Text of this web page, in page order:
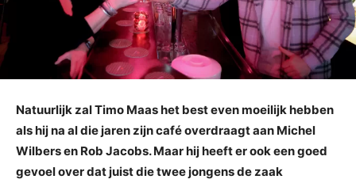
Natuurlijk zal Timo Maas het best even moeilijk hebben
als hij na al die jaren zijn café overdraagt aan Michel
Wilbers en Rob Jacobs. Maar hij heeft er ook een goed
gevoel over dat juist die twee jongens de zaak